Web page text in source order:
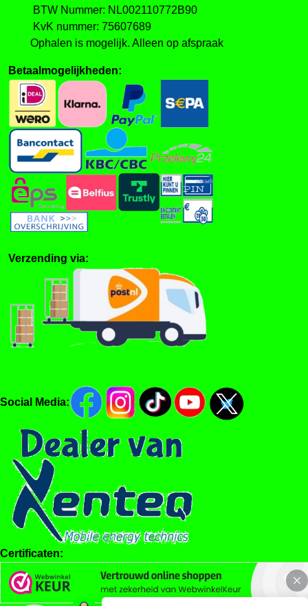
BTW Nummer: NL002110772B90
KvK nummer: 75607689
Ophalen is mogelijk. Alleen op afspraak
Betaalmogelijkheden:
Verzending via:
Social Media:
Certificaten: